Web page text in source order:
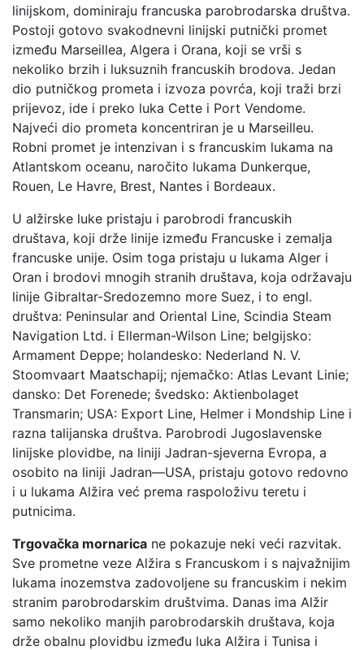
linijskom, dominiraju francuska parobrodarska društva.
Postoji gotovo svakodnevni linijski putnički promet
između Marseillea, Algera i Orana, koji se vrši s
nekoliko brzih i luksuznih francuskih brodova. Jedan
dio putničkog prometa i izvoza povrća, koji traži brzi
prijevoz, ide i preko luka Cette i Port Vendome.
Najveći dio prometa koncentriran je u Marseilleu.
Robni promet je intenzivan i s francuskim lukama na
Atlantskom oceanu, naročito lukama Dunkerque,
Rouen, Le Havre, Brest, Nantes i Bordeaux.
U alžirske luke pristaju i parobrodi francuskih
društava, koji drže linije između Francuske i zemalja
francuske unije. Osim toga pristaju u lukama Alger i
Oran i brodovi mnogih stranih društava, koja održavaju
linije Gibraltar-Sredozemno more Suez, i to engl.
društva: Peninsular and Oriental Line, Scindia Steam
Navigation Ltd. i Ellerman-Wilson Line; belgijsko:
Armament Deppe; holandesko: Nederland N. V.
Stoomvaart Maatschapij; njemačko: Atlas Levant Linie;
dansko: Det Forenede; švedsko: Aktienbolaget
Transmarin; USA: Export Line, Helmer i Mondship Line i
razna talijanska društva. Parobrodi Jugoslavenske
linijske plovidbe, na liniji Jadran-sjeverna Evropa, a
osobito na liniji Jadran—USA, pristaju gotovo redovno
i u lukama Alžira već prema raspoloživu teretu i
putnicima.
Trgovačka mornarica ne pokazuje neki veći razvitak.
Sve prometne veze Alžira s Francuskom i s najvažnijim
lukama inozemstva zadovoljene su francuskim i nekim
stranim parobrodarskim društvima. Danas ima Alžir
samo nekoliko manjih parobrodarskih društava, koja
drže obalnu plovidbu između luka Alžira i Tunisa i